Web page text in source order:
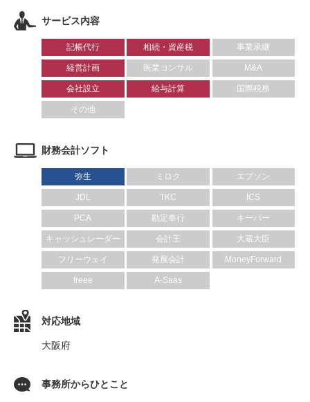
サービス内容
記帳代行 相続・資産税 事業承継
経営計画 医業コンサル M&A
会社設立 給与計算 国際税務
その他
財務会計ソフト
弥生 ミロク エプソン
JDL TKC ICS
PCA 勘定奉行 キーパー
キャッシュレーダー 会計王 大蔵大臣
フリーウェイ 発展会計 MoneyForward
freee A-Saas
対応地域
大阪府
事務所からひとこと